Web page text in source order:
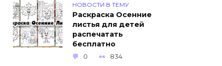
НОВОСТИ В ТЕМУ
Раскраска Осенние
листья для детей
распечатать
бесплатно
0 834